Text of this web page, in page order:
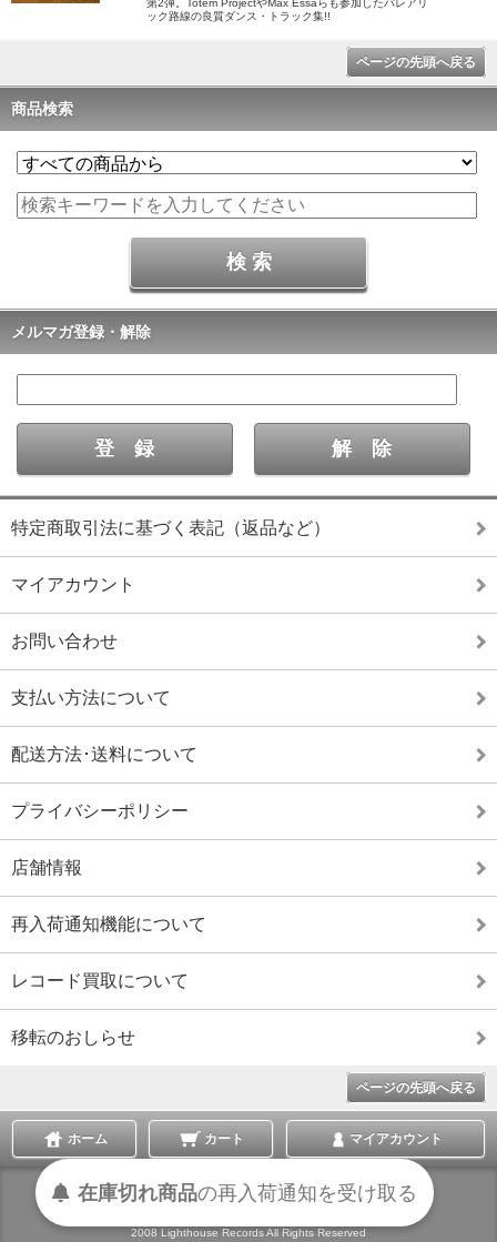
第2弾。Totem ProjectやMax Essaらも参加したバレアリ
ック路線の良質ダンス・トラック集!!
ページの先頭へ戻る
商品検索
メルマガ登録・解除
特定商取引法に基づく表記（返品など）
マイアカウント
お問い合わせ
支払い方法について
配送方法･送料について
プライバシーポリシー
店舗情報
再入荷通知機能について
レコード買取について
移転のおしらせ
ページの先頭へ戻る
ホーム カート マイアカウント
表示切替 :スマートフォン|PC版
2008 Lighthouse Records All Rights Reserved
在庫切れ商品の再入荷通知を受け取る